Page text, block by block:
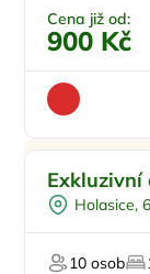
Cena již od:
900 Kč
Vnitřní
Na samotě
U lesa
Exkluzivní
Holasice,
10 osob